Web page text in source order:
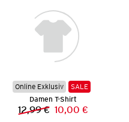
Online Exklusiv
SALE
Damen T-Shirt
Vorheriger Preis:
12,99 € Neuer Preis:
10,00 €